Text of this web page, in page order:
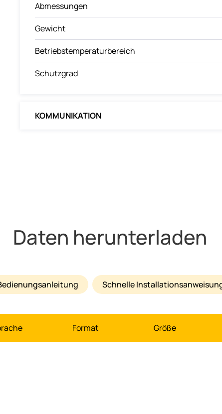
Abmessungen
Gewicht
Betriebstemperaturbereich
Schutzgrad
KOMMUNIKATION
Daten herunterladen
Schnelle
Format Größe